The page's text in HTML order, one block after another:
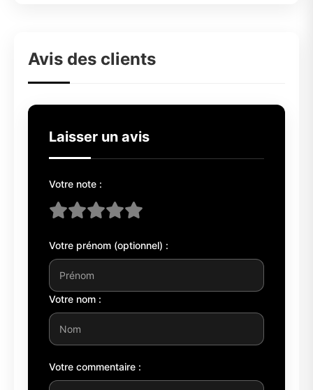
Avis des clients
Laisser un avis
Votre note :
Votre prénom (optionnel) :
Votre nom :
Votre commentaire :